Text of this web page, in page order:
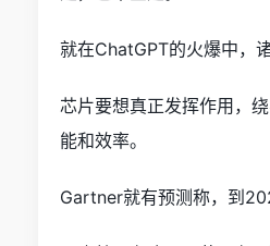
就在ChatGPT的火爆中，
芯片要想真正发挥作用，
能和效率。
Gartner就有预测称，到